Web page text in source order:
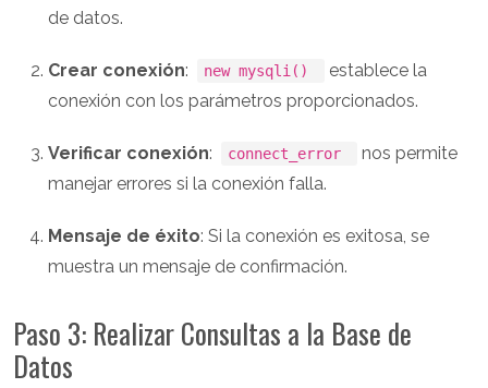
de datos.
Crear conexión: new mysqli()
establece la
conexión con los parámetros proporcionados.
Verificar conexión: connect_error
nos permite
manejar errores si la conexión falla.
Mensaje de éxito: Si la conexión es exitosa, se
muestra un mensaje de confirmación.
Paso 3: Realizar Consultas a la Base de
Datos